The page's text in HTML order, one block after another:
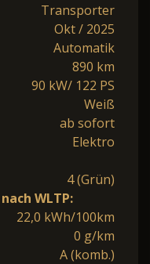
Transporter
Okt / 2025
Automatik
890 km
90 kW/ 122 PS
Weiß
ab sofort
Elektro
4 (Grün)
WLTP:
22,0 kWh/100km
0 g/km
A (komb.)